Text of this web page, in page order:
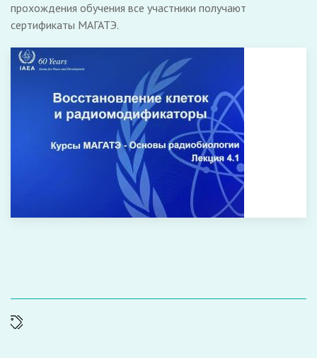
прохождения обучения все участники получают
сертификаты МАГАТЭ.